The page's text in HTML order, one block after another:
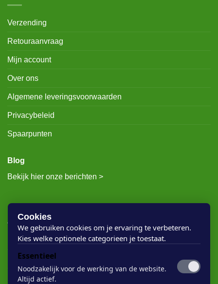
Verzending
Retouraanvraag
Mijn account
Over ons
Algemene leveringsvoorwaarden
Privacybeleid
Spaarpunten
Blog
Bekijk hier onze berichten >
Rigostep Skylt
Rubio Monocoat Oil Plus 2c
Houten vloer lak
Cookies
We gebruiken cookies om je ervaring te verbeteren.
Kies welke optionele categorieen je toestaat.
Essentieel
Noodzakelijk voor de werking van de website.
Altijd actief.